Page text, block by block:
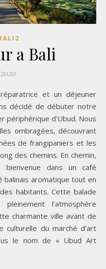
a Bali
décidé de débuter notre
périphérique d’Ubud. Nous
ombragées, découvrant
de frangipaniers et les
des chemins. En chemin,
dans un café
aromatique tout en
habitants. Cette balade
l’atmosphère
charmante ville avant de
culturelle du marché d’art
le nom de « Ubud Art